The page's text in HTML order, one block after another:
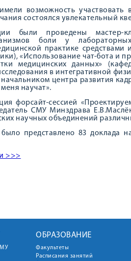
возможность
состоялся увлекательный
были проведены мастер-
боли у
практике
«Использование чат-бота и
медицинских данных»
в интегративной
центра развития
научат».
форсайт-сессией
СМУ Минздрава
научных объединений
представлено 83 доклада
>>>
ОБРАЗОВАНИЕ
Факультеты
Расписания занятий